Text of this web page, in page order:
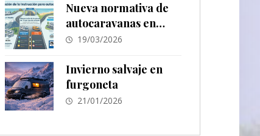
Nueva normativa de
autocaravanas en
España 2026: cambios
estacionamiento y
señalización
19/03/2026
Invierno salvaje en
furgoneta
21/01/2026